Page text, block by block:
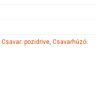
Csavar: pozidrive, Csavarhúzó: